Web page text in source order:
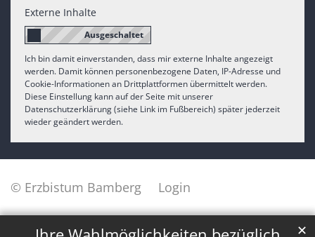
✕
Externe Inhalte
Ich bin damit einverstanden, dass mir externe Inhalte angezeigt
werden. Damit können personenbezogene Daten, IP-Adresse und
Cookie-Informationen an Drittplattformen übermittelt werden.
Diese Einstellung kann auf der Seite mit unserer
Datenschutzerklärung (siehe Link im Fußbereich) später jederzeit
wieder geändert werden.
© Erzbistum Bamberg Login